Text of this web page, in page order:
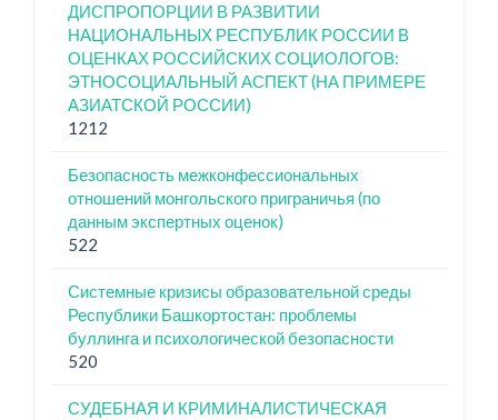
ДИСПРОПОРЦИИ В РАЗВИТИИ
НАЦИОНАЛЬНЫХ РЕСПУБЛИК РОССИИ В
ОЦЕНКАХ РОССИЙСКИХ СОЦИОЛОГОВ:
ЭТНОСОЦИАЛЬНЫЙ АСПЕКТ (НА ПРИМЕРЕ
АЗИАТСКОЙ РОССИИ)
1212
Безопасность межконфессиональных
отношений монгольского приграничья (по
данным экспертных оценок)
522
Системные кризисы образовательной среды
Республики Башкортостан: проблемы
буллинга и психологической безопасности
520
СУДЕБНАЯ И КРИМИНАЛИСТИЧЕСКАЯ